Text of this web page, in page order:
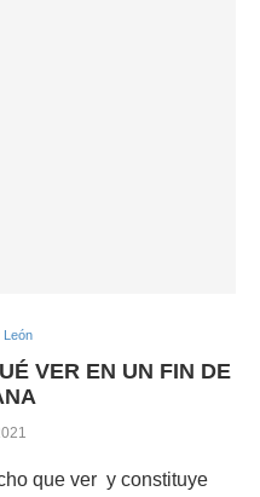
León
VER EN UN FIN DE
que ver y constituye